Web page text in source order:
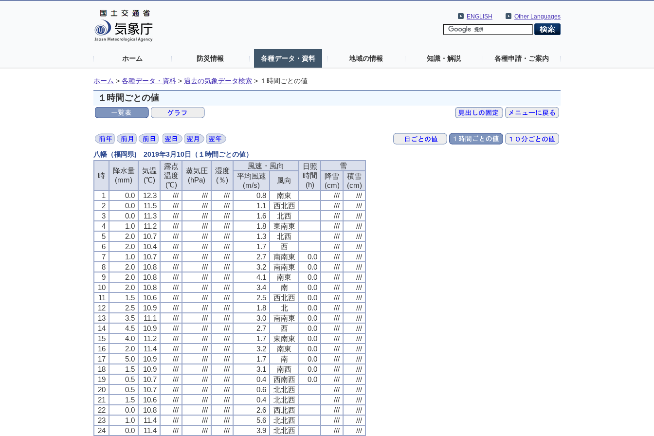
Other Languages
ENGLISH
ホーム 防災情報 各種データ・資料 地域の情報 知識・解説 各種申請・ご案内
ホーム > 各種データ・資料 > 過去の気象データ検索 > １時間ごとの値
１時間ごとの値
八幡（福岡県) 2019年3月10日（１時間ごとの値）
時
降水量
(mm)
気温
(℃)
露点
温度
(℃)
蒸気圧
(hPa)
湿度
(％)
風速・風向
日照
時間
(h)
雪
平均風速
(m/s)
風向
降雪
(cm)
積雪
(cm)
1
0.0 12.3 /// /// /// 0.8 南東 ///
///
2
0.0 11.5 /// /// /// 1.1 西北西 ///
///
3
0.0 11.3 /// /// /// 1.6 北西 ///
///
4
1.0 11.2 /// /// /// 1.8 東南東 ///
///
5
2.0 10.7 /// /// /// 1.3 北西 ///
///
6
2.0 10.4 /// /// /// 1.7 西 ///
///
7
1.0 10.7 /// /// /// 2.7 南南東 0.0 ///
///
8
2.0 10.8 /// /// /// 3.2 南南東 0.0 ///
///
9
2.0 10.8 /// /// /// 4.1 南東 0.0 ///
///
10
2.0 10.8 /// /// /// 3.4 南 0.0 ///
///
11
1.5 10.6 /// /// /// 2.5 西北西 0.0 ///
///
12
2.5 10.9 /// /// /// 1.8 北 0.0 ///
///
13
3.5 11.1 /// /// /// 3.0 南南東 0.0 ///
///
14
4.5 10.9 /// /// /// 2.7 西 0.0 ///
///
15
4.0 11.2 /// /// /// 1.7 東南東 0.0 ///
///
16
2.0 11.4 /// /// /// 3.2 南東 0.0 ///
///
17
5.0 10.9 /// /// /// 1.7 南 0.0 ///
///
18
1.5 10.9 /// /// /// 3.1 南西 0.0 ///
///
19
0.5 10.7 /// /// /// 0.4 西南西 0.0 ///
///
20
0.5 10.7 /// /// /// 0.6 北北西 ///
///
21
1.5 10.6 /// /// /// 0.4 北北西 ///
///
22
0.0 10.8 /// /// /// 2.6 西北西 ///
///
23
1.0 11.4 /// /// /// 5.6 北北西 ///
///
24
0.0 11.4 /// /// /// 3.9 北北西 /// ///